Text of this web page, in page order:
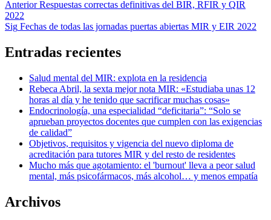
Navegación
de
Anterior Respuestas correctas definitivas del BIR, RFIR y QIR
2022
Sig Fechas de todas las jornadas puertas abiertas MIR y EIR 2022
Entradas recientes
Salud mental del MIR: explota en la residencia
Rebeca Abril, la sexta mejor nota MIR: «Estudiaba unas 12
horas al día y he tenido que sacrificar muchas cosas»
Endocrinología, una especialidad “deficitaria”: “Solo se
aprueban proyectos docentes que cumplen con las exigencias
de calidad”
Objetivos, requisitos y vigencia del nuevo diploma de
acreditación para tutores MIR y del resto de residentes
Mucho más que agotamiento: el 'burnout' lleva a peor salud
mental, más psicofármacos, más alcohol… y menos empatía
Archivos